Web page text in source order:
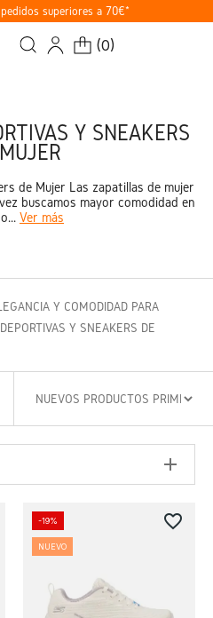
pedidos superiores a 70€*
(0)
Y SNEAKERS
de Mujer Las zapatillas de mujer
buscamos mayor comodidad en
Ver más
Y COMODIDAD PARA
Y SNEAKERS DE
-19%
NUEVO
favorite_border